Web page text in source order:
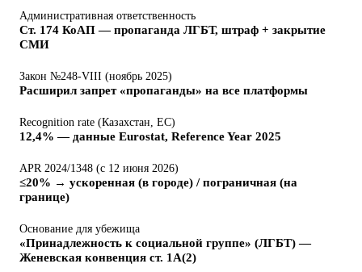
Административная ответственность
Ст. 174 КоАП — пропаганда ЛГБТ, штраф + закрытие
СМИ
Закон №248-VIII (ноябрь 2025)
Расширил запрет «пропаганды» на все платформы
Recognition rate (Казахстан, ЕС)
12,4% — данные Eurostat, Reference Year 2025
APR 2024/1348 (с 12 июня 2026)
≤20% → ускоренная (в городе) / пограничная (на
границе)
Основание для убежища
«Принадлежность к социальной группе» (ЛГБТ) —
Женевская конвенция ст. 1A(2)